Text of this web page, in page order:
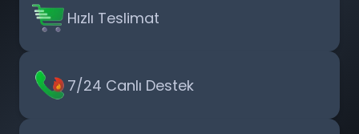
Hızlı Teslimat
7/24 Canlı Destek